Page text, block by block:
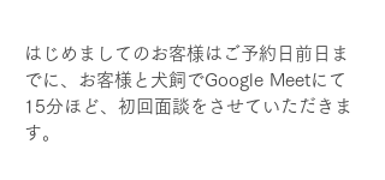
はじめましてのお客様はご予約日前日ま
でに、お客様と犬飼でGoogle Meetにて
15分ほど、初回面談をさせていただきま
す。